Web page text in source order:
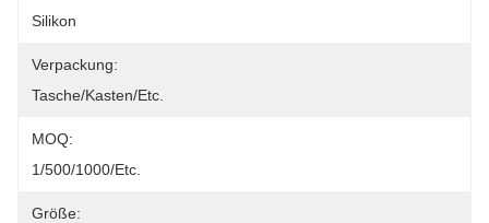
Silikon
Verpackung:
Tasche/Kasten/etc.
MOQ:
1/500/1000/etc.
Größe: